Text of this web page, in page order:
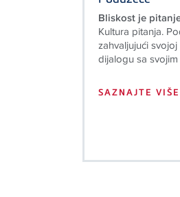
Bliskost je
Kultura pitanja.
zahvaljujući
dijalogu sa